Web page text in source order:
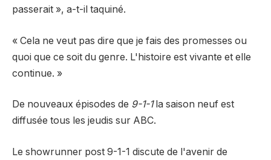
passerait », a-t-il taquiné.
« Cela ne veut pas dire que je fais des promesses ou
quoi que ce soit du genre. L'histoire est vivante et elle
continue. »
De nouveaux épisodes de 9-1-1la saison neuf est
diffusée tous les jeudis sur ABC.
Le showrunner post 9-1-1 discute de l'avenir de